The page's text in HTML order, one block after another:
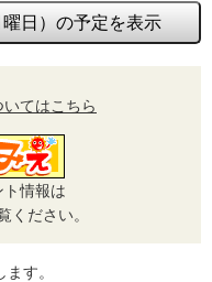
日）の予定を表示
てはこちら
情報は
ください。
す。